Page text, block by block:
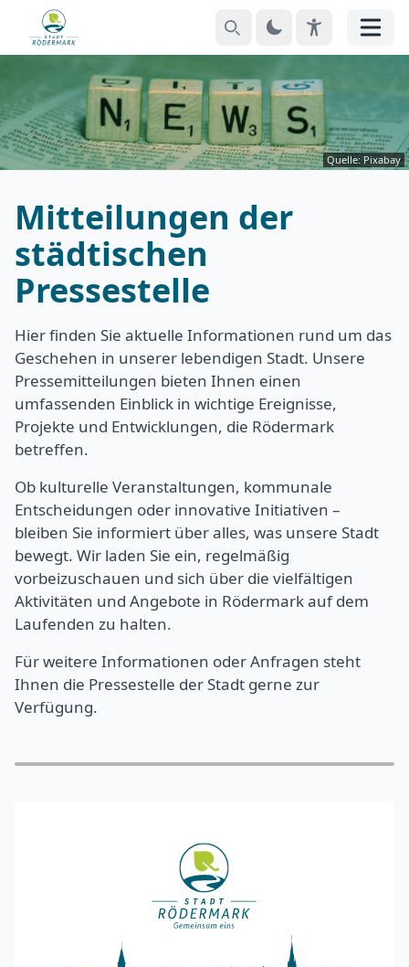
SuchenThemeEyeAbleMenü
Quelle: Pixabay
Mitteilungen der
städtischen
Pressestelle
Hier finden Sie aktuelle Informationen rund um das
Geschehen in unserer lebendigen Stadt. Unsere
Pressemitteilungen bieten Ihnen einen
umfassenden Einblick in wichtige Ereignisse,
Projekte und Entwicklungen, die Rödermark
betreffen.
Ob kulturelle Veranstaltungen, kommunale
Entscheidungen oder innovative Initiativen –
bleiben Sie informiert über alles, was unsere Stadt
bewegt. Wir laden Sie ein, regelmäßig
vorbeizuschauen und sich über die vielfältigen
Aktivitäten und Angebote in Rödermark auf dem
Laufenden zu halten.
Für weitere Informationen oder Anfragen steht
Ihnen die Pressestelle der Stadt gerne zur
Verfügung.